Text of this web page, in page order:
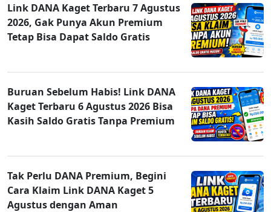
Link DANA Kaget Terbaru 7 Agustus
2026, Gak Punya Akun Premium
Tetap Bisa Dapat Saldo Gratis
Buruan Sebelum Habis! Link DANA
Kaget Terbaru 6 Agustus 2026 Bisa
Kasih Saldo Gratis Tanpa Premium
Tak Perlu DANA Premium, Begini
Cara Klaim Link DANA Kaget 5
Agustus dengan Aman